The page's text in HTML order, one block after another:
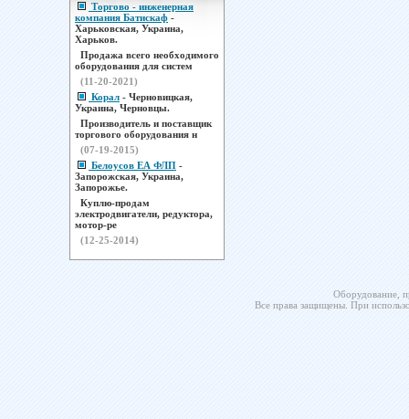
Торгово - инженерная
компания Батискаф -
Харьковская, Украина,
Харьков.
Продажа всего необходимого
оборудования для систем
(11-20-2021)
Корал - Черновицкая,
Украина, Черновцы.
Производитель и поставщик
торгового оборудования н
(07-19-2015)
Белоусов ЕА ФЛП -
Запорожская, Украина,
Запорожье.
Куплю-продам
электродвигатели, редуктора,
мотор-ре
(12-25-2014)
Оборудование,
Все права защищены. При